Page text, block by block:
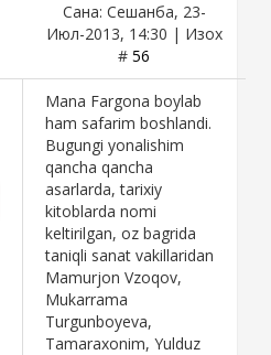
Сана: Сешанба, 23-
Июл-2013, 14:30 | Изох
# 56
Mana Fargona boylab
ham safarim boshlandi.
Bugungi yonalishim
qancha qancha
asarlarda, tarixiy
kitoblarda nomi
keltirilgan, oz bagrida
taniqli sanat vakillaridan
Mamurjon Vzoqov,
Mukarrama
Turgunboyeva,
Tamaraxonim, Yulduz